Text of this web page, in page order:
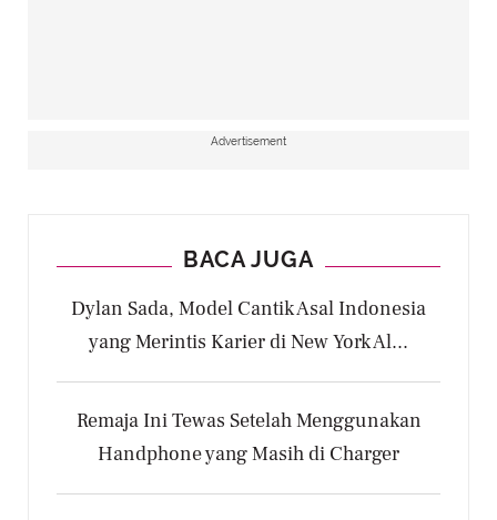
Advertisement
BACA JUGA
Dylan Sada, Model Cantik Asal Indonesia
yang Merintis Karier di New York Al...
Remaja Ini Tewas Setelah Menggunakan
Handphone yang Masih di Charger